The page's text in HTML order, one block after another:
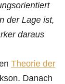
der Lage ist,
daraus
Theorie der
Danach